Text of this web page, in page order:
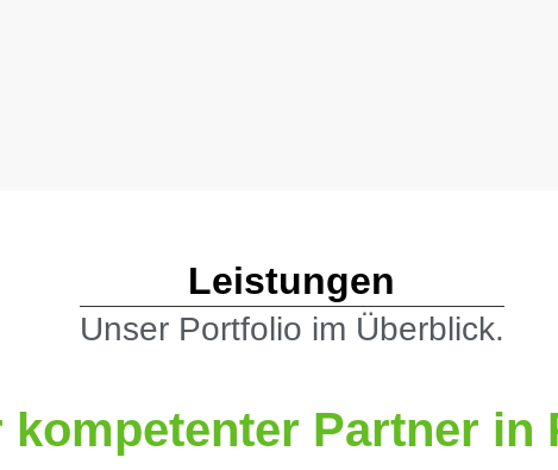
Leistungen
Unser Portfolio im Überblick.
kompetenter Partner in